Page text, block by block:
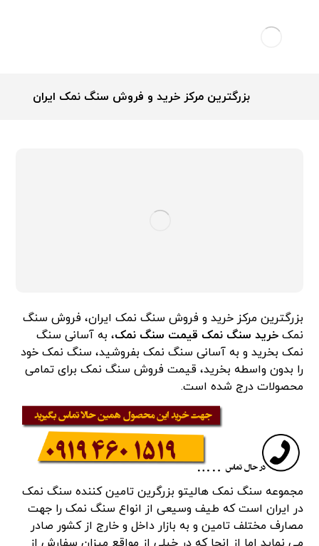
بزرگترین مرکز خرید و فروش سنگ نمک ایران
بزرگترین مرکز خرید و فروش سنگ نمک ایران، فروش سنگ
نمکخرید سنگ نمک قیمت سنگ نمک، به آسانی سنگ
نمک بخرید و به آسانی سنگ نمک بفروشید، سنگ نمک خود
را بدون واسطه بخرید، قیمت فروش سنگ نمک برای تمامی
محصولات درج شده است.
مجموعه سنگ نمک هالیتو بزرگرین تامین کننده سنگ نمک
در ایران است که طیف وسیعی از انواع سنگ نمک را جهت
مصارف مختلف تامین و به بازار داخل و خارج از کشور صادر